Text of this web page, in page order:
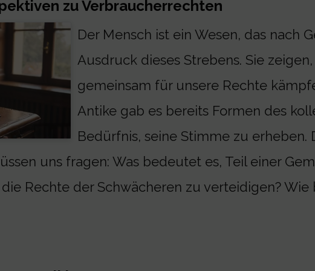
zu Verbraucherrechten
Der Mensch ist ein Wesen, das nach
Ausdruck dieses Strebens. Sie
gemeinsam für unsere Rechte
Antike gab es bereits Formen des
Bedürfnis, seine Stimme zu
uns fragen: Was bedeutet es, Teil einer
Rechte der Schwächeren zu verteidigen?